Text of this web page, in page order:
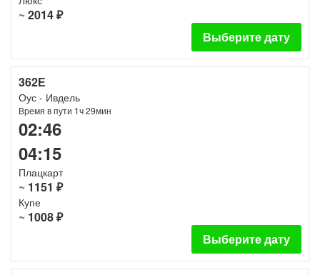
~ 2014 ₽
Выберите дату
362Е
Оус - Ивдель
Время в пути 1ч 29мин
02:46
04:15
Плацкарт
~ 1151 ₽
Купе
~ 1008 ₽
Выберите дату